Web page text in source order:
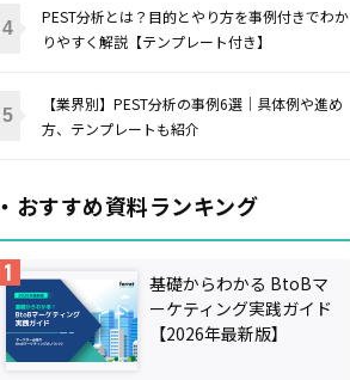
PEST分析とは？目的とやり方を事例付きでわか
りやすく解説【テンプレート付き】
【業界別】PEST分析の事例6選｜具体例や進め
方、テンプレートも紹介
・おすすめ資料ランキング
基礎からわかる BtoBマ
ーケティング実践ガイド
【2026年最新版】